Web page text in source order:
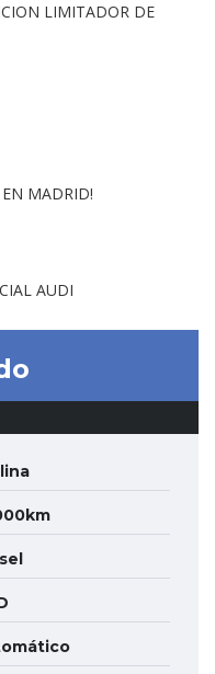
LIMITADOR DE
EN MADRID!
AUDI